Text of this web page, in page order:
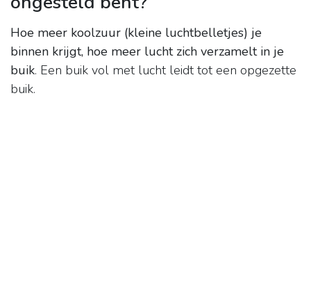
Hoe meer koolzuur (kleine luchtbelletjes) je
binnen krijgt, hoe meer lucht zich verzamelt in je
buik. Een buik vol met lucht leidt tot een opgezette
buik.